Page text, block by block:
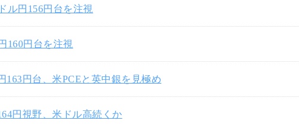
ル円156円台を注視
160円台を注視
163円台、米PCEと英中銀を見極め
円視野、米ドル高続くか